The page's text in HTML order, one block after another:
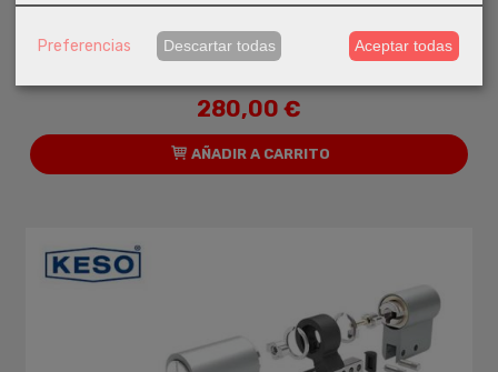
280,00 €
AÑADIR A CARRITO
Preferencias Descartar todas Aceptar todas